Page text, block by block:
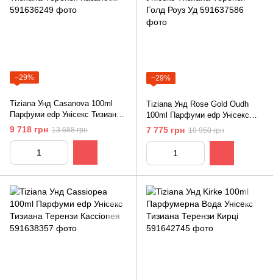
−29%
Tiziana Унд Casanova 100ml
Парфуми edp Унісекс Тизиана
Терензи Казанова
9 718 грн 13 688 грн
−29%
Tiziana Унд Rose Gold Oudh
100ml Парфуми edp Унісекс
Тизиана Терензи Голд Роуз Уд
7 775 грн 10 950 грн